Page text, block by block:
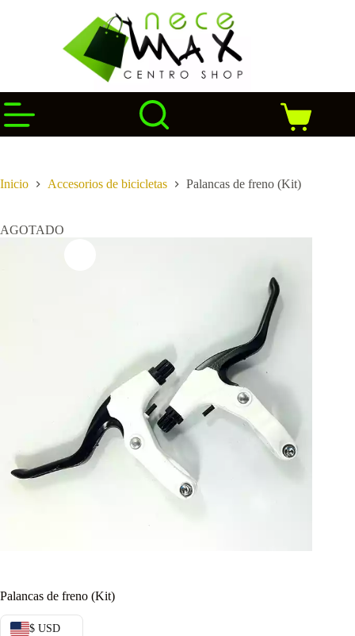
Carro
de
Inicio Accesorios de bicicletas Palancas de freno (Kit)
AGOTADO
Palancas de freno (Kit)
$ USD